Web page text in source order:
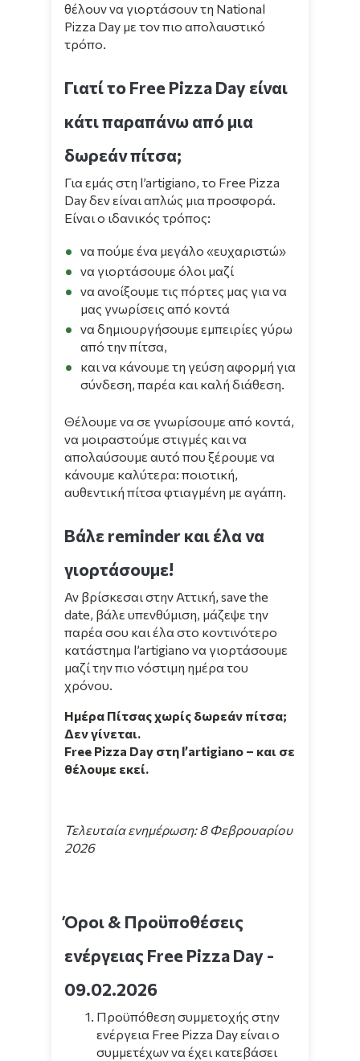
θέλουν να γιορτάσουν τη National
Pizza Day με τον πιο απολαυστικό
τρόπο.
Γιατί το Free Pizza Day είναι
κάτι παραπάνω από μια
δωρεάν πίτσα;
Για εμάς στη l’artigiano, το Free Pizza
Day δεν είναι απλώς μια προσφορά.
Είναι ο ιδανικός τρόπος:
να πούμε ένα μεγάλο «ευχαριστώ»
να γιορτάσουμε όλοι μαζί
να ανοίξουμε τις πόρτες μας για να
μας γνωρίσεις από κοντά
να δημιουργήσουμε εμπειρίες γύρω
από την πίτσα,
και να κάνουμε τη γεύση αφορμή για
σύνδεση, παρέα και καλή διάθεση.
Θέλουμε να σε γνωρίσουμε από κοντά,
να μοιραστούμε στιγμές και να
απολαύσουμε αυτό που ξέρουμε να
κάνουμε καλύτερα: ποιοτική,
αυθεντική πίτσα φτιαγμένη με αγάπη.
Βάλε reminder και έλα να
γιορτάσουμε!
Αν βρίσκεσαι στην Αττική, save the
date, βάλε υπενθύμιση, μάζεψε την
παρέα σου και έλα στο κοντινότερο
κατάστημα l’artigiano να γιορτάσουμε
μαζί την πιο νόστιμη ημέρα του
χρόνου.
Ημέρα Πίτσας χωρίς δωρεάν πίτσα;
Δεν γίνεται.
Free Pizza Day στη l’artigiano – και σε
θέλουμε εκεί.
Τελευταία ενημέρωση: 8 Φεβρουαρίου
2026
Όροι & Προϋποθέσεις
ενέργειας Free Pizza Day -
09.02.2026
Προϋπόθεση συμμετοχής στην
ενέργεια Free Pizza Day είναι ο
συμμετέχων να έχει κατεβάσει